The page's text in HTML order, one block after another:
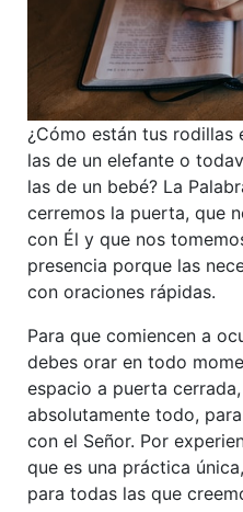
¿Cómo están tus rodillas
las de un elefante o
las de un bebé? La
cerremos la puerta, que
con Él y que nos
presencia porque las
con oraciones rápidas.
Para que comiencen a
debes orar en todo
espacio a puerta
absolutamente todo,
con el Señor. Por
que es una práctica
para todas las que